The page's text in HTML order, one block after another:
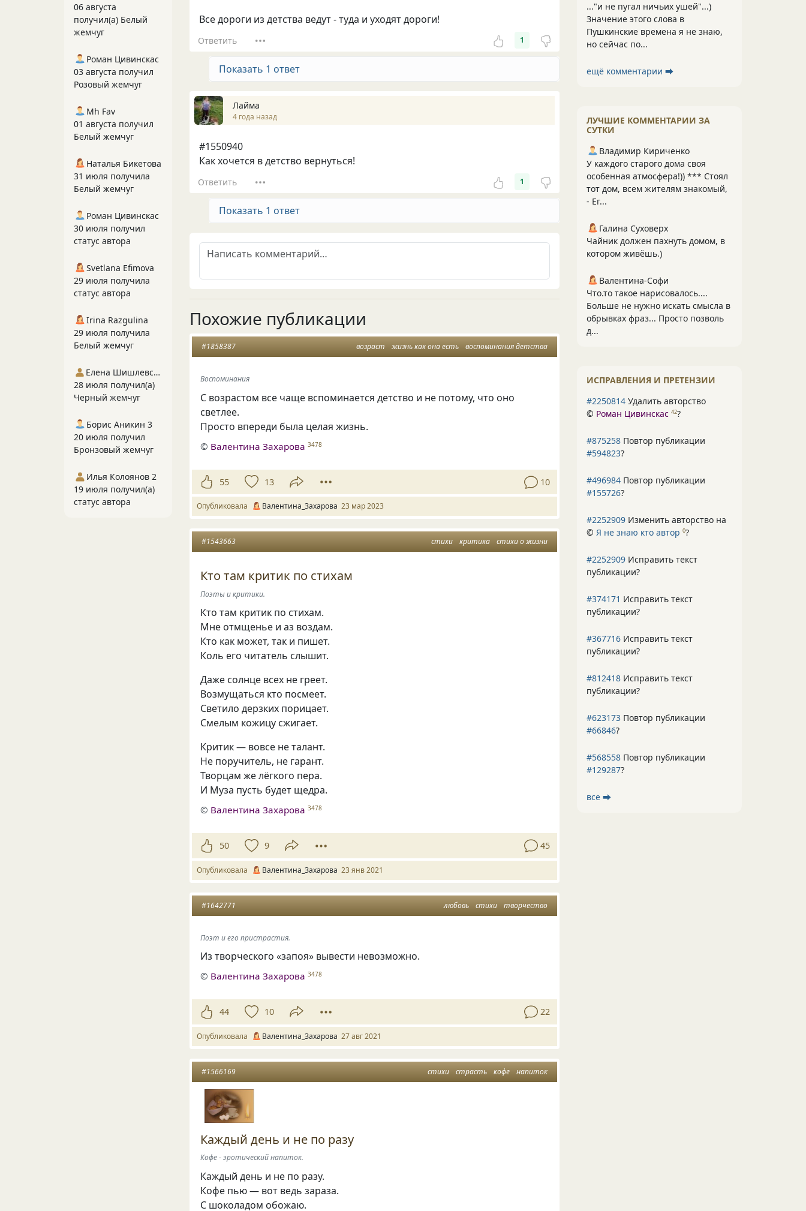
Все дороги из детства ведут - туда и уходят дороги!
Ответить 1
Показать 1 ответ
Лайма
4 года назад
#1550940
Как хочется в детство вернуться!
Ответить 1
Показать 1 ответ
Похожие публикации
возраст жизнь как она есть воспоминания детства
#1858387
Воспоминания
С возрастом все чаще вспоминается детство и не потому, что оно
светлее.
Просто впереди была целая жизнь.
© Валентина Захарова 3478
55 13 10
Опубликовала Валентина_Захарова 23 мар 2023
стихи критика стихи о жизни
#1543663
Кто там критик по стихам
Поэты и критики.
Кто там критик по стихам.
Мне отмщенье и аз воздам.
Кто как может, так и пишет.
Коль его читатель слышит.
Даже солнце всех не греет.
Возмущаться кто посмеет.
Светило дерзких порицает.
Смелым кожицу сжигает.
Критик — вовсе не талант.
Не поручитель, не гарант.
Творцам же лёгкого пера.
И Муза пусть будет щедра.
© Валентина Захарова 3478
50 9 45
Опубликовала Валентина_Захарова 23 янв 2021
любовь стихи творчество
#1642771
Поэт и его пристрастия.
Из творческого «запоя» вывести невозможно.
© Валентина Захарова 3478
44 10 22
Опубликовала Валентина_Захарова 27 авг 2021
стихи страсть кофе напиток
#1566169
Каждый день и не по разу
Кофе - эротический напиток.
Каждый день и не по разу.
Кофе пью — вот ведь зараза.
С шоколадом обожаю.
..."и не пугал ничьих ушей"...)
Значение этого слова в
Пушкинские времена я не знаю,
но сейчас по...
ещё комментарии ⮕
ЛУЧШИЕ КОММЕНТАРИИ ЗА
СУТКИ
Владимир Кириченко
У каждого старого дома своя
особенная атмосфера!)) *** Стоял
тот дом, всем жителям знакомый,
- Ег...
Галина Суховерх
Чайник должен пахнуть домом, в
котором живёшь.)
Валентина-Софи
Что.то такое нарисовалось....
Больше не нужно искать смысла в
обрывках фраз... Просто позволь
д...
ИСПРАВЛЕНИЯ И ПРЕТЕНЗИИ
#2250814 Удалить авторство
© Роман Цивинскас 42?
#875258 Повтор публикации
#594823?
#496984 Повтор публикации
#155726?
#2252909 Изменить авторство на
© Я не знаю кто автор 0?
#2252909 Исправить текст
публикации?
#374171 Исправить текст
публикации?
#367716 Исправить текст
публикации?
#812418 Исправить текст
публикации?
#623173 Повтор публикации
#66846?
#568558 Повтор публикации
#129287?
все ⮕
06 августа
получил(а) Белый
жемчуг
Роман Цивинскас
03 августа получил
Розовый жемчуг
Mh Fav
01 августа получил
Белый жемчуг
Наталья Бикетова
31 июля получила
Белый жемчуг
Роман Цивинскас
30 июля получил
статус автора
Svetlana Efimova
29 июля получила
статус автора
Irina Razgulina
29 июля получила
Белый жемчуг
Елена Шишлевская
28 июля получил(а)
Черный жемчуг
Борис Аникин 3
20 июля получил
Бронзовый жемчуг
Илья Колоянов 2
19 июля получил(а)
статус автора